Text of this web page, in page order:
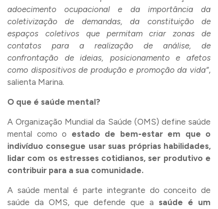
adoecimento ocupacional e da importância da
coletivização de demandas, da constituição de
espaços coletivos que permitam criar zonas de
contatos para a realização de análise, de
confrontação de ideias, posicionamento e afetos
como dispositivos de produção e promoção da vida”,
salienta Marina.
O que é saúde mental?
A Organização Mundial da Saúde (OMS) define saúde
mental como o estado de bem-estar em que o
indivíduo consegue usar suas próprias habilidades,
lidar com os estresses cotidianos, ser produtivo e
contribuir para a sua comunidade.
A saúde mental é parte integrante do conceito de
saúde da OMS, que defende que a saúde é um